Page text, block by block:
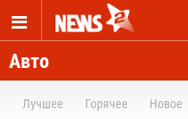
Авто
Лучшее Горячее Новое